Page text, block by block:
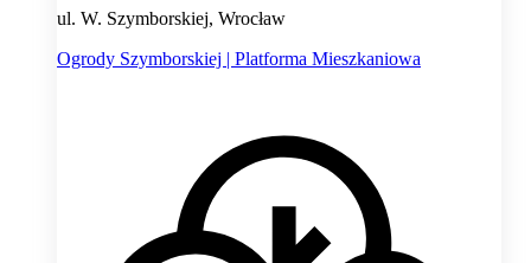
ul. W. Szymborskiej, Wrocław
Ogrody Szymborskiej | Platforma Mieszkaniowa